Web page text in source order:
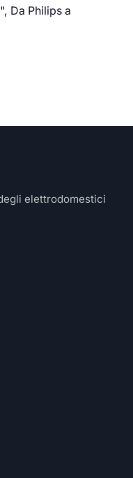
Da Philips a
elettrodomestici